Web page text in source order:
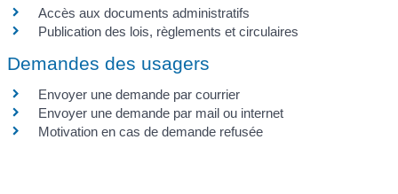
Accès aux documents administratifs
Publication des lois, règlements et circulaires
Demandes des usagers
Envoyer une demande par courrier
Envoyer une demande par mail ou internet
Motivation en cas de demande refusée